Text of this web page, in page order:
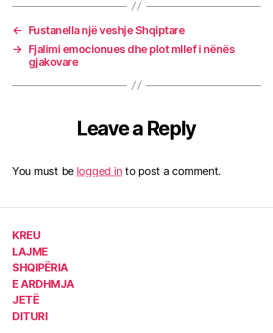
←
Fustanella një veshje Shqiptare
→
Fjalimi emocionues dhe plot mllef i nënës
gjakovare
Leave a Reply
You must be logged in to post a comment.
KREU
LAJME
SHQIPËRIA
E ARDHMJA
JETË
DITURI